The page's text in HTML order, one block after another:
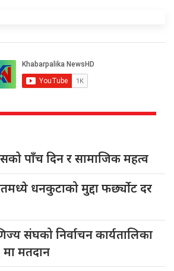
पाँच दिन र सामाजिक महत्व
धनकुटाको मुद्दा फर्छ्योट दर
संघको निर्वाचन कार्यतालिका
मतदान